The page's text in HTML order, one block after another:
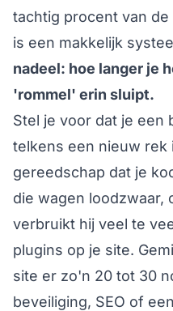
tachtig procent van de
is een makkelijk
nadeel: hoe langer je
'rommel' erin sluipt.
Stel je voor dat je een
telkens een nieuw rek
gereedschap dat je
die wagen loodzwaar,
verbruikt hij veel te
plugins op je site.
site er zo'n 20 tot 30
beveiliging, SEO of